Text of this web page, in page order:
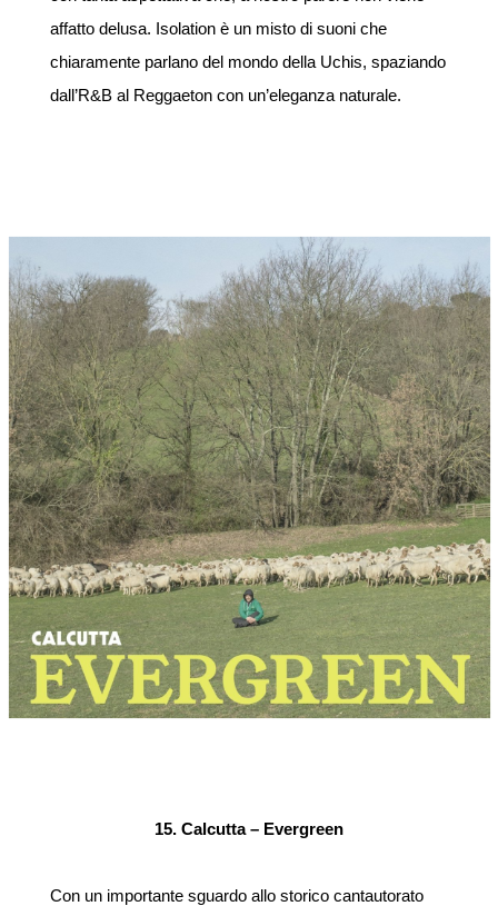
affatto delusa. Isolation è un misto di suoni che
chiaramente parlano del mondo della Uchis, spaziando
dall’R&B al Reggaeton con un’eleganza naturale.
15. Calcutta – Evergreen
Con un importante sguardo allo storico cantautorato